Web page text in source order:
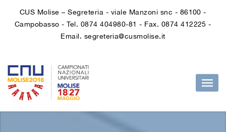
CUS Molise – Segreteria - viale Manzoni snc - 86100 -
Campobasso - Tel. 0874 404980-81 - Fax. 0874 412225 -
Email. segreteria@cusmolise.it